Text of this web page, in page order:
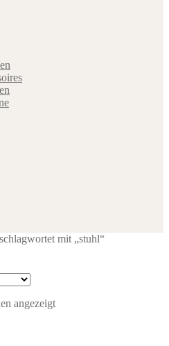
mit „stuhl“
angezeigtNach